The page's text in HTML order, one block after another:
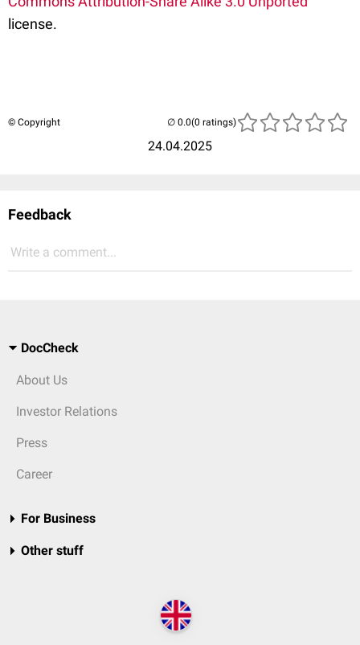
license.
© Copyright
24.04.2025
(0 ratings)
Feedback
Write a comment...
DocCheck
About Us
Investor Relations
Press
Career
For Business
Other stuff